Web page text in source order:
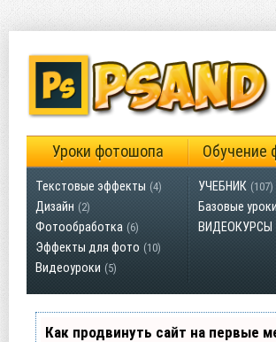
Уроки фотошопа Обучение
Текстовые эффекты (4)
Дизайн (2)
Фотообработка (6)
Эффекты для фото (10)
Видеоуроки (5)
УЧЕБНИК (107)
Базовые уроки
ВИДЕОКУРСЫ
Как продвинуть сайт на первые